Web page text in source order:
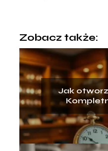
Zobacz także:
Jak